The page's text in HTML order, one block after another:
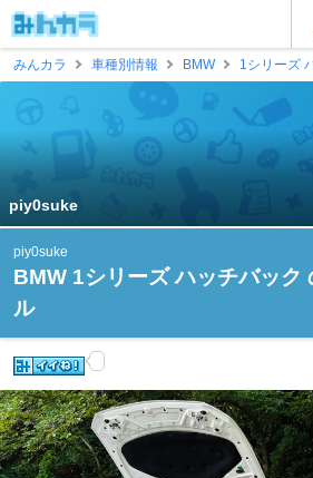
みんカラ
車種別情報 BMW 1シリーズ
piy0suke
piy0suke
BMW 1シリーズ ハッチバック
ル